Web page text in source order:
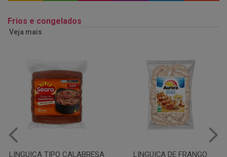
Frios e congelados
Veja mais
LINGUIÇA DE FRANGO QUEIJO MUSSARELA